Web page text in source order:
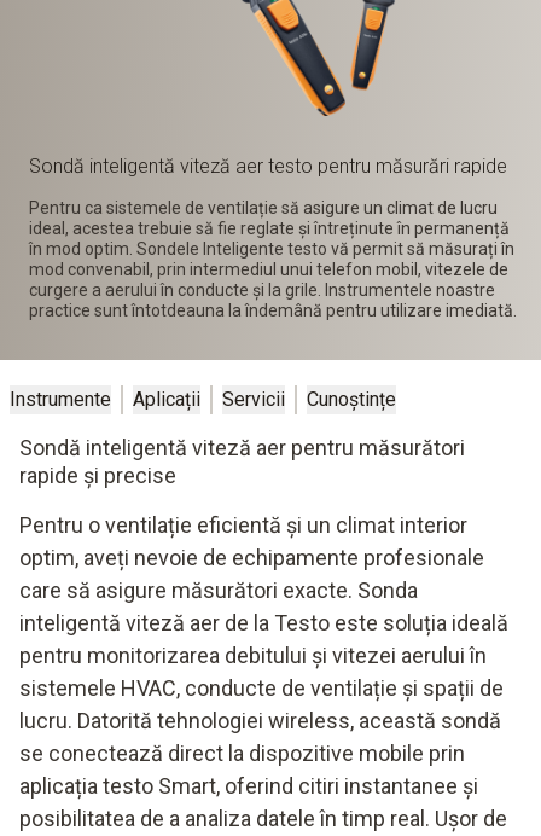
Sondă inteligentă viteză aer testo pentru măsurări rapide
Pentru ca sistemele de ventilație să asigure un climat de lucru
ideal, acestea trebuie să fie reglate și întreținute în permanență
în mod optim. Sondele Inteligente testo vă permit să măsurați în
mod convenabil, prin intermediul unui telefon mobil, vitezele de
curgere a aerului în conducte și la grile. Instrumentele noastre
practice sunt întotdeauna la îndemână pentru utilizare imediată.
Instrumente Aplicații Servicii Cunoștințe
Sondă inteligentă viteză aer pentru măsurători
rapide și precise
Pentru o ventilație eficientă și un climat interior
optim, aveți nevoie de echipamente profesionale
care să asigure măsurători exacte. Sonda
inteligentă viteză aer de la Testo este soluția ideală
pentru monitorizarea debitului și vitezei aerului în
sistemele HVAC, conducte de ventilație și spații de
lucru. Datorită tehnologiei wireless, această sondă
se conectează direct la dispozitive mobile prin
aplicația testo Smart, oferind citiri instantanee și
posibilitatea de a analiza datele în timp real. Ușor de